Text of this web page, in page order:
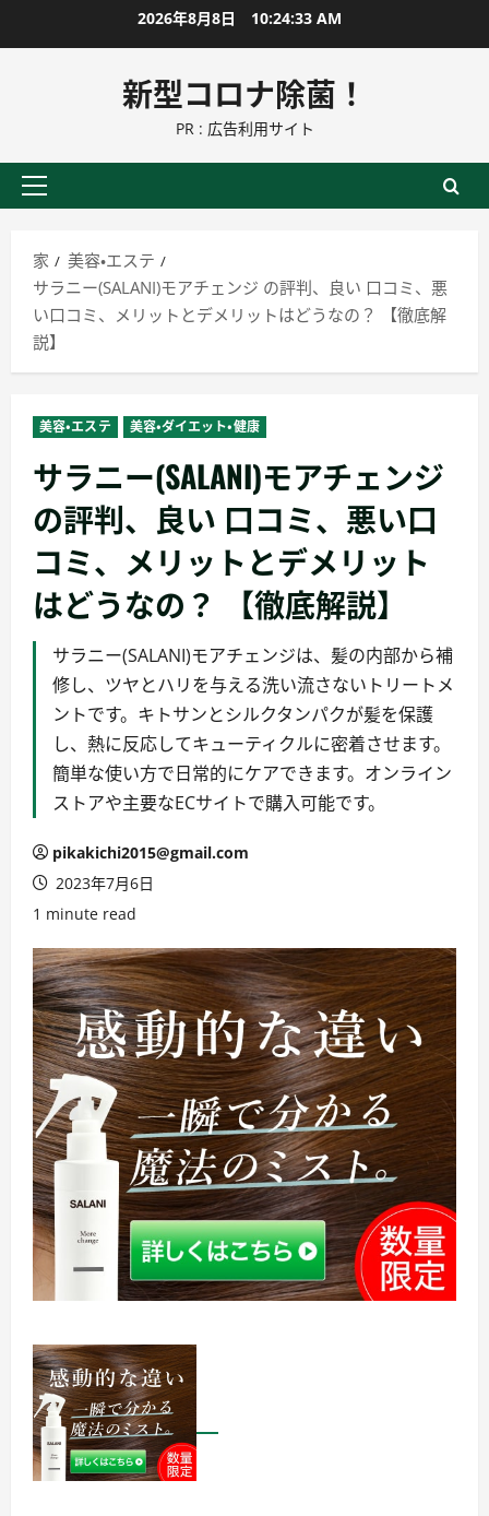
ン
に
2026年8月8日 10:24:34 AM
新型コロナ除菌！
PR : 広告利用サイト
プ
イ
マ
リ
ー
ュ
ー
家
美容・エステ
サラニー(SALANI)モアチェンジ の評判、良い 口コミ、悪
い口コミ、メリットとデメリットはどうなの？ 【徹底解
説】
美容・エステ 美容・ダイエット・健康
サラニー(SALANI)モアチェンジ
の評判、良い 口コミ、悪い口
コミ、メリットとデメリット
はどうなの？ 【徹底解説】
サラニー(SALANI)モアチェンジは、髪の内部から補
修し、ツヤとハリを与える洗い流さないトリートメ
ントです。キトサンとシルクタンパクが髪を保護
し、熱に反応してキューティクルに密着させます。
簡単な使い方で日常的にケアできます。オンライン
ストアや主要なECサイトで購入可能です。
pikakichi2015@gmail.com
2023年7月6日
1 minute read